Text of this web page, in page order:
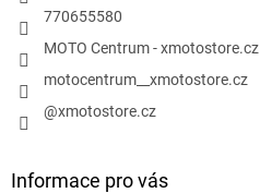
y
ý
770655580
MOTO Centrum - xmotostore.cz
motocentrum__xmotostore.cz
@xmotostore.cz
Informace pro vás